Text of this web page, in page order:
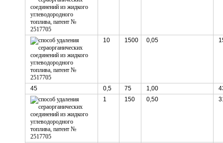
10 1500 0,05
45 0,5 75 1,00
1
150 0,50